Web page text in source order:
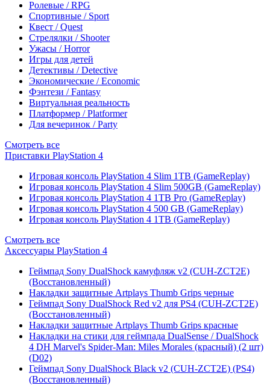
Ролевые / RPG
Спортивные / Sport
Квест / Quest
Стрелялки / Shooter
Ужасы / Horror
Игры для детей
Детективы / Detective
Экономические / Economic
Фэнтези / Fantasy
Виртуальная реальность
Платформер / Platformer
Для вечеринок / Party
Смотреть все
Приставки PlayStation 4
Игровая консоль PlayStation 4 Slim 1TB (GameReplay)
Игровая консоль PlayStation 4 Slim 500GB (GameReplay)
Игровая консоль PlayStation 4 1TB Pro (GameReplay)
Игровая консоль PlayStation 4 500 GB (GameReplay)
Игровая консоль PlayStation 4 1TB (GameReplay)
Смотреть все
Аксессуары PlayStation 4
Геймпад Sony DualShock камуфляж v2 (CUH-ZCT2E)
(Восстановленный)
Накладки защитные Artplays Thumb Grips черные
Геймпад Sony DualShock Red v2 для PS4 (CUH-ZCT2E)
(Восстановленный)
Накладки защитные Artplays Thumb Grips красные
Накладки на стики для геймпада DualSense / DualShock
4 DH Marvel's Spider-Man: Miles Morales (красный) (2 шт)
(D02)
Геймпад Sony DualShock Black v2 (CUH-ZCT2E) (PS4)
(Восстановленный)